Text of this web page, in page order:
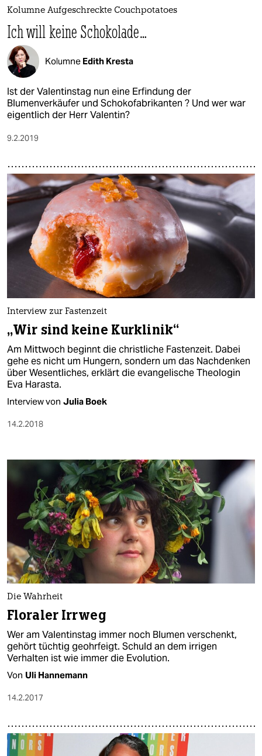
Kolumne Aufgeschreckte Couchpotatoes
Ich will keine Schokolade…
Kolumne Edith Kresta
Ist der Valentinstag nun eine Erfindung der
Blumenverkäufer und Schokofabrikanten ? Und wer war
eigentlich der Herr Valentin?
9.2.2019
Interview zur Fastenzeit
„Wir sind keine Kurklinik“
Am Mittwoch beginnt die christliche Fastenzeit. Dabei
gehe es nicht um Hungern, sondern um das Nachdenken
über Wesentliches, erklärt die evangelische Theologin
Eva Harasta.
Interview von Julia Boek
14.2.2018
Die Wahrheit
Floraler Irrweg
Wer am Valentinstag immer noch Blumen verschenkt,
gehört tüchtig geohrfeigt. Schuld an dem irrigen
Verhalten ist wie immer die Evolution.
Von Uli Hannemann
14.2.2017